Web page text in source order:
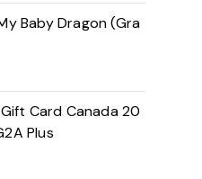
Baby Dragon (Gra
Card Canada 20
Plus